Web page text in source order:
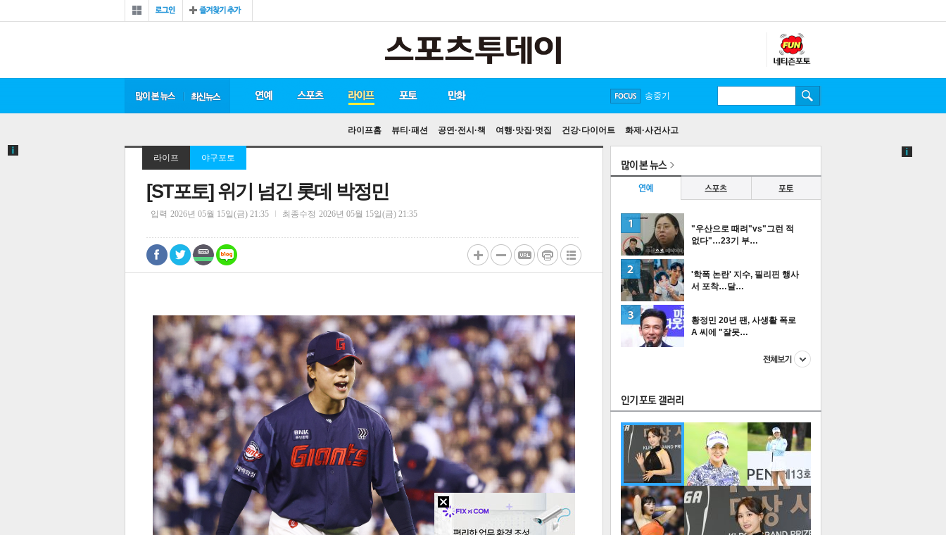
로그 즐겨찾기
많이 본 뉴스 최신 뉴스 연예 스포츠 라이프
라이프홈 뷰티·패션 공연·전시·책 여행·맛집·멋집 건강·다이어트 화제·사건사고
포토
만화
FOCUS
방탄소년단
손흥민
유아인
송중기
라이프 야구포토
[ST포토] 위기 넘긴 롯데 박정민
입력 2026년 05월 15일(금) 21:35 최종수정 2026년 05월 15일(금) 21:35
0
많이 본 뉴스
연예
스포츠 포토
"우산으로 때려"vs"그런 적
없다"…23기 부…
'학폭 논란' 지수, 필리핀 행사
서 포착…달…
황정민 20년 팬, 사생활 폭로
A 씨에 "잘못…